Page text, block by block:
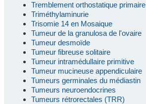
Tremblement orthostatique primaire
Triméthylaminurie
Trisomie 14 en Mosaique
Tumeur de la granulosa de l'ovaire
Tumeur desmoïde
Tumeur fibreuse solitaire
Tumeur intramédullaire primitive
Tumeur mucineuse appendiculaire
Tumeurs germinales du médiastin
Tumeurs neuroendocrines
Tumeurs rétrorectales (TRR)